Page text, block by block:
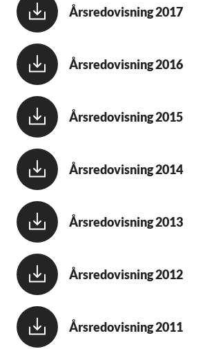
Årsredovisning 2017
Årsredovisning 2016
Årsredovisning 2015
Årsredovisning 2014
Årsredovisning 2013
Årsredovisning 2012
Årsredovisning 2011